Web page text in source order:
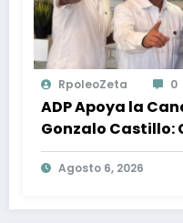
RpoleoZeta 0
ADP Apoya la
Gonzalo Castillo:
Desarrollo
Política
Agosto 6, 2026